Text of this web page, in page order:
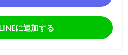
LINEに追加する